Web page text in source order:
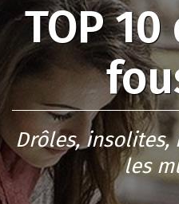
TOP
Drôles,
les